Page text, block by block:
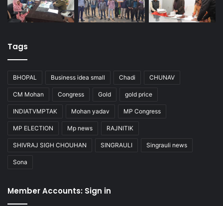
Tags
BHOPAL Business idea small Chadi CHUNAV
CM Mohan Congress Gold gold price
INDIATVMPTAK Mohan yadav MP Congress
MP ELECTION Mp news RAJNITIK
SHIVRAJ SIGH CHOUHAN SINGRAULI Singrauli news
Sona
Member Accounts: Sign in